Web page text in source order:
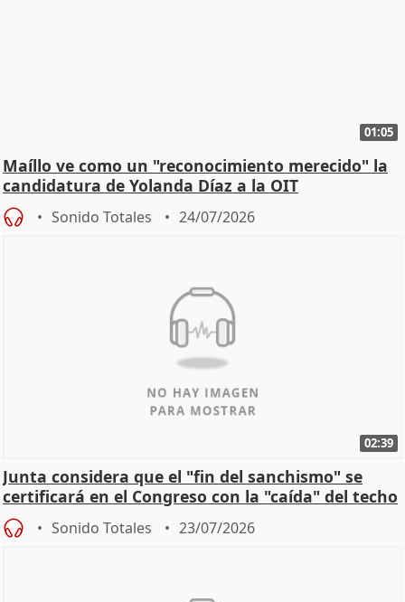
01:05
Maíllo ve como un "reconocimiento merecido" la
candidatura de Yolanda Díaz a la OIT
Sonido Totales 24/07/2026
02:39
Junta considera que el "fin del sanchismo" se
certificará en el Congreso con la "caída" del techo
de
Sonido Totales 23/07/2026